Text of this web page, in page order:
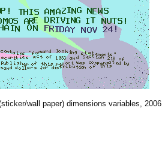
wall paper) dimensions variables, 2006